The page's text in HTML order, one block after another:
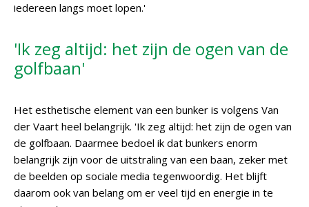
iedereen langs moet lopen.'
'Ik zeg altijd: het zijn de ogen van de
golfbaan'
Het esthetische element van een bunker is volgens Van
der Vaart heel belangrijk. 'Ik zeg altijd: het zijn de ogen van
de golfbaan. Daarmee bedoel ik dat bunkers enorm
belangrijk zijn voor de uitstraling van een baan, zeker met
de beelden op sociale media tegenwoordig. Het blijft
daarom ook van belang om er veel tijd en energie in te